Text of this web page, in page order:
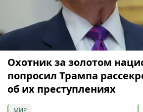
Охотник за золотом
попросил Трампа
об их преступлениях
МИР